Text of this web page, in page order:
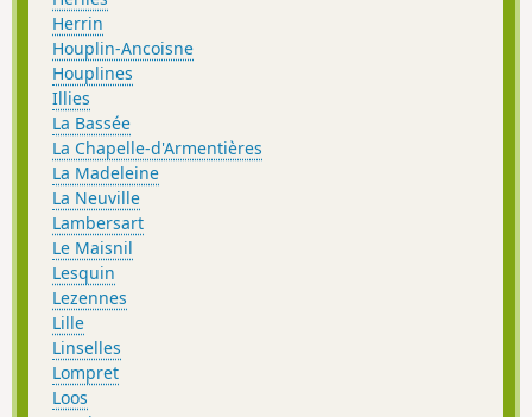
Herrin
Houplin-Ancoisne
Houplines
Illies
La Bassée
La Chapelle-d'Armentières
La Madeleine
La Neuville
Lambersart
Le Maisnil
Lesquin
Lezennes
Lille
Linselles
Lompret
Loos